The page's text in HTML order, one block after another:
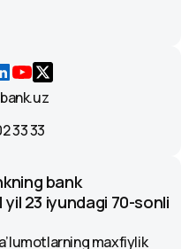
33 33
bank
23 iyundagi 70-sonli
maxfiylik